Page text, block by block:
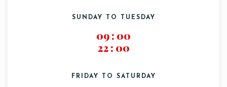
SUNDAY TO TUESDAY
09: 00
22: 00
FRIDAY TO SATURDAY